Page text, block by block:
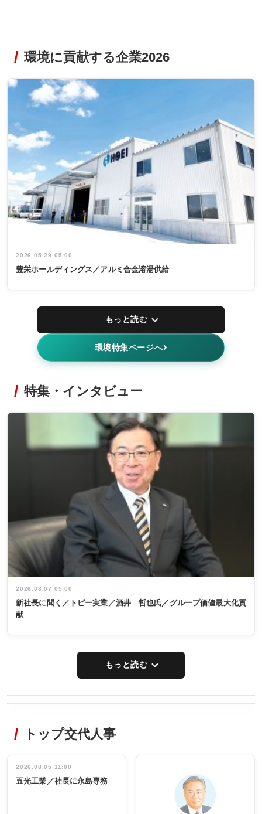
環境に貢献する企業2026
2026.05.29 05:00
豊栄ホールディングス／アルミ合金溶湯供給
もっと読む
環境特集ページへ
特集・インタビュー
2026.08.07 05:00
新社長に聞く／トピー実業／酒井 哲也氏／グループ価値最大化貢
献
もっと読む
非鉄業界で
インタビュ
ー／社内ア
タックトレー
祝う 業界関
係者ら220人
出席
トップ交代人事
2026.08.05 11:00
五光工業／社長に永島専務